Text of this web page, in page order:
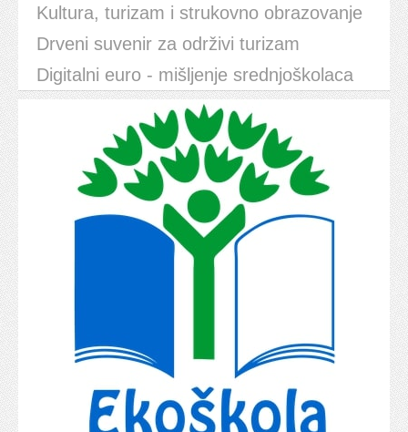
Kultura, turizam i strukovno obrazovanje
Drveni suvenir za održivi turizam
Digitalni euro - mišljenje srednjoškolaca